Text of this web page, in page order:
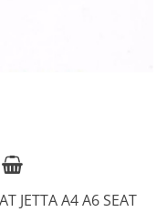
JETTA A4 A6 SEAT